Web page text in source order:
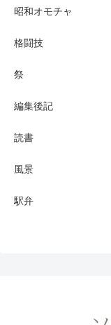
昭和オモチャ
格闘技
祭
編集後記
読書
風景
駅弁